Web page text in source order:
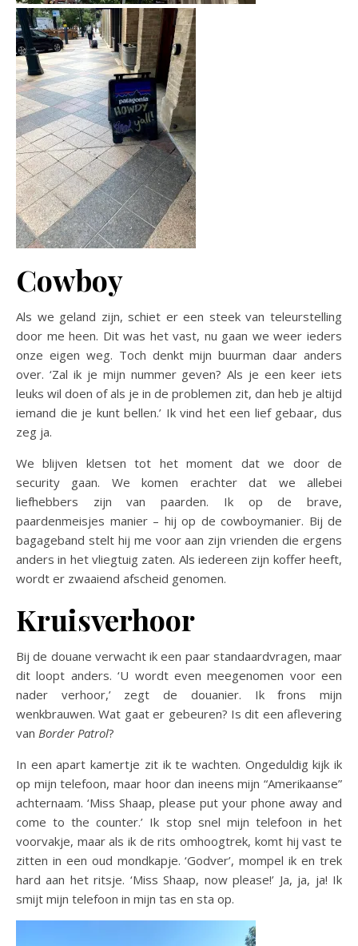
Cowboy
Als we geland zijn, schiet er een steek van teleurstelling
door me heen. Dit was het vast, nu gaan we weer ieders
onze eigen weg. Toch denkt mijn buurman daar anders
over. ‘Zal ik je mijn nummer geven? Als je een keer iets
leuks wil doen of als je in de problemen zit, dan heb je altijd
iemand die je kunt bellen.’ Ik vind het een lief gebaar, dus
zeg ja.
We blijven kletsen tot het moment dat we door de
security gaan. We komen erachter dat we allebei
liefhebbers zijn van paarden. Ik op de brave,
paardenmeisjes manier – hij op de cowboymanier. Bij de
bagageband stelt hij me voor aan zijn vrienden die ergens
anders in het vliegtuig zaten. Als iedereen zijn koffer heeft,
wordt er zwaaiend afscheid genomen.
Kruisverhoor
Bij de douane verwacht ik een paar standaardvragen, maar
dit loopt anders. ‘U wordt even meegenomen voor een
nader verhoor,’ zegt de douanier. Ik frons mijn
wenkbrauwen. Wat gaat er gebeuren? Is dit een aflevering
van Border Patrol?
In een apart kamertje zit ik te wachten. Ongeduldig kijk ik
op mijn telefoon, maar hoor dan ineens mijn “Amerikaanse”
achternaam. ‘Miss Shaap, please put your phone away and
come to the counter.’ Ik stop snel mijn telefoon in het
voorvakje, maar als ik de rits omhoogtrek, komt hij vast te
zitten in een oud mondkapje. ‘Godver’, mompel ik en trek
hard aan het ritsje. ‘Miss Shaap, now please!’ Ja, ja, ja! Ik
smijt mijn telefoon in mijn tas en sta op.